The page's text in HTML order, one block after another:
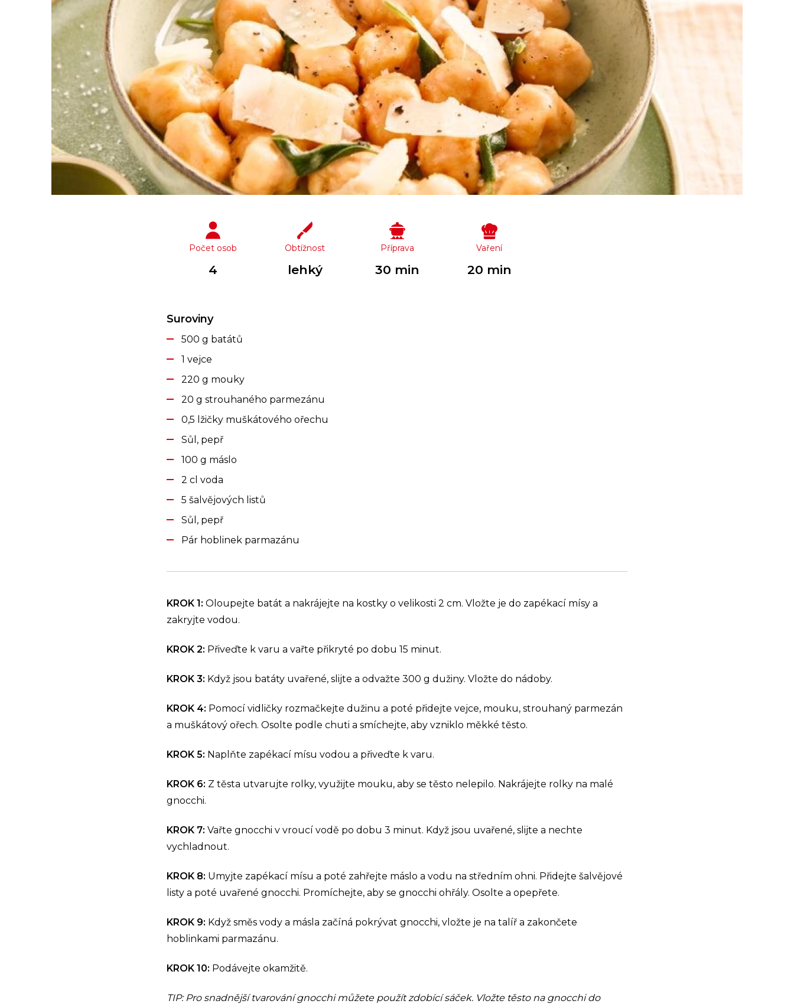
Počet osob
4
Obtížnost
lehký
Příprava
30 min
Vaření
20 min
Suroviny
500 g batátů
1 vejce
220 g mouky
20 g strouhaného parmezánu
0,5 lžičky muškátového ořechu
Sůl, pepř
100 g máslo
2 cl voda
5 šalvějových listů
Sůl, pepř
Pár hoblinek parmazánu
KROK 1: Oloupejte batát a nakrájejte na kostky o velikosti 2 cm. Vložte je do zapékací mísy a
zakryjte vodou.
KROK 2: Přiveďte k varu a vařte přikryté po dobu 15 minut.
KROK 3: Když jsou batáty uvařené, slijte a odvažte 300 g dužiny. Vložte do nádoby.
KROK 4: Pomocí vidličky rozmačkejte dužinu a poté přidejte vejce, mouku, strouhaný parmezán
a muškátový ořech. Osolte podle chuti a smíchejte, aby vzniklo měkké těsto.
KROK 5: Naplňte zapékací mísu vodou a přiveďte k varu.
KROK 6: Z těsta utvarujte rolky, využijte mouku, aby se těsto nelepilo. Nakrájejte rolky na malé
gnocchi.
KROK 7: Vařte gnocchi v vroucí vodě po dobu 3 minut. Když jsou uvařené, slijte a nechte
vychladnout.
KROK 8: Umyjte zapékací mísu a poté zahřejte máslo a vodu na středním ohni. Přidejte šalvějové
listy a poté uvařené gnocchi. Promíchejte, aby se gnocchi ohřály. Osolte a opepřete.
KROK 9: Když směs vody a másla začíná pokrývat gnocchi, vložte je na talíř a zakončete
hoblinkami parmazánu.
KROK 10: Podávejte okamžitě.
TIP: Pro snadnější tvarování gnocchi můžete použít zdobící sáček. Vložte těsto na gnocchi do